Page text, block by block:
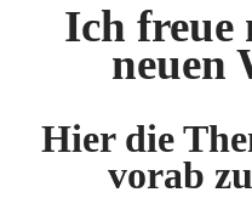
Ich freue
neuen
Hier die
vorab